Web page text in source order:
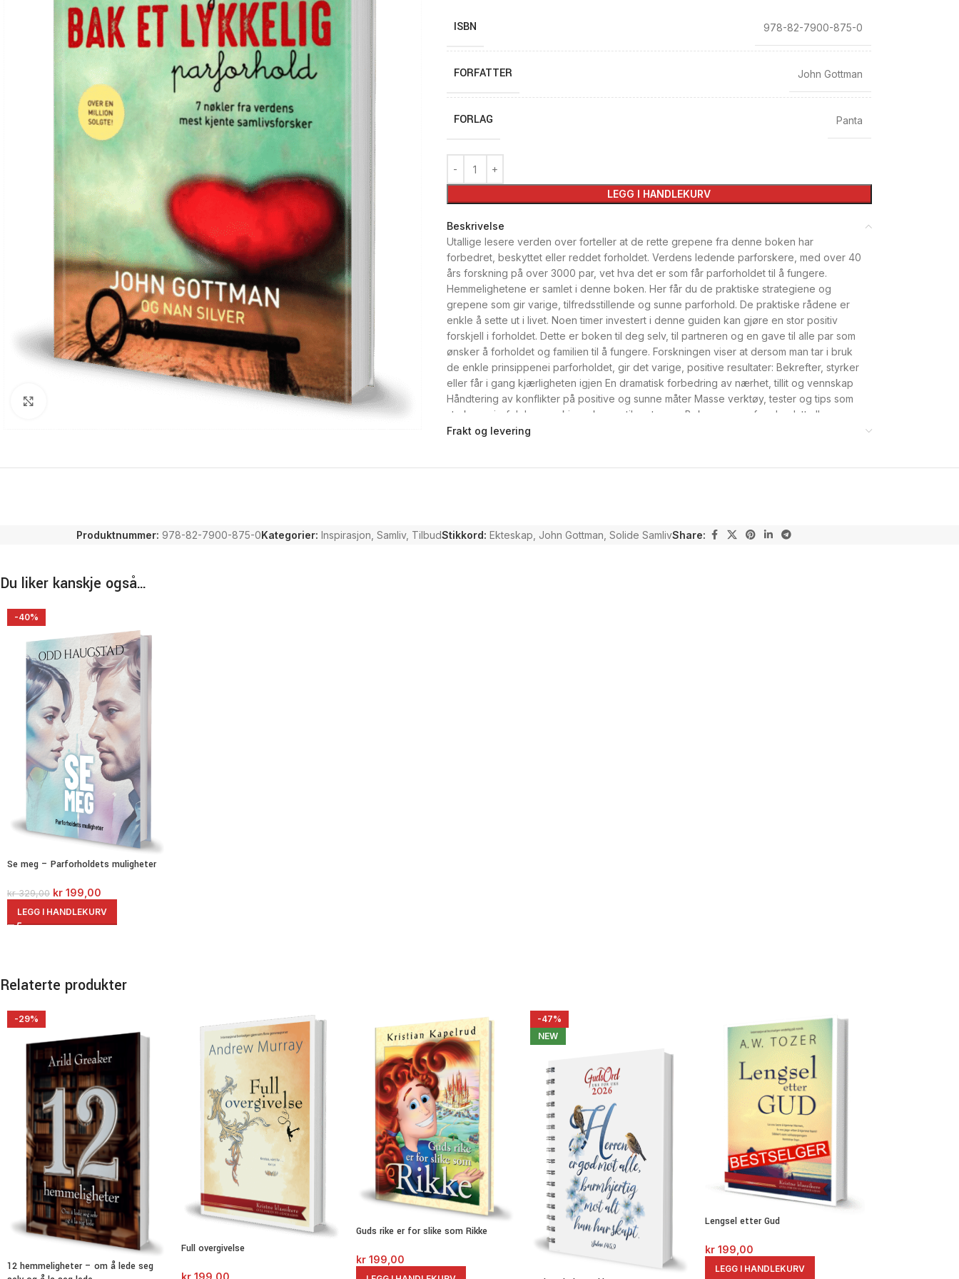
ISBN 978-82-7900-875-0
FORFATTER John Gottman
FORLAG Panta
LEGG I HANDLEKURV
Beskrivelse
Utallige lesere verden over forteller at de rette grepene fra denne boken har
forbedret, beskyttet eller reddet forholdet. Verdens ledende parforskere, med over 40
års forskning på over 3000 par, vet hva det er som får parforholdet til å fungere.
Hemmelighetene er samlet i denne boken. Her får du de praktiske strategiene og
grepene som gir varige, tilfredsstillende og sunne parforhold. De praktiske rådene er
enkle å sette ut i livet. Noen timer investert i denne guiden kan gjøre en stor positiv
forskjell i forholdet. Dette er boken til deg selv, til partneren og en gave til alle par som
ønsker å forholdet og familien til å fungere. Forskningen viser at dersom man tar i bruk
de enkle prinsippenei parforholdet, gir det varige, positive resultater: Bekrefter, styrker
eller får i gang kjærligheten igjen En dramatisk forbedring av nærhet, tillit og vennskap
Håndtering av konflikter på positive og sunne måter Masse verktøy, tester og tips som
styrker «vi»-følelsen og kjennskapen til partneren Boken passer for absolutt alle par,
uansett alder, etnisk bakgrunn og legning. MED DISSE ENKLE GREPENE KAN DU FÅ
Frakt og levering
Produktnummer: 978-82-7900-875-0Kategorier: Inspirasjon Samliv, TilbudStikkord: Ekteskap John Gottman Solide SamlivShare:
Du liker kanskje også…
-40%
Se meg – Parforholdets muligheter
kr329,00 kr 199,00
LEGG I HANDLEKURV
Relaterte produkter
-29%
12 hemmeligheter – om å lede seg
Full overgivelse
Guds rike er for slike som Rikke
kr199,00
-47%
NEW
Lengsel etter Gud
kr199,00
LEGG I HANDLEKURV